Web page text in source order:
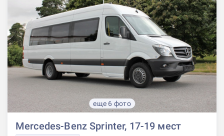
еще 6 фото
Mercedes-Benz Sprinter, 17-19 мест